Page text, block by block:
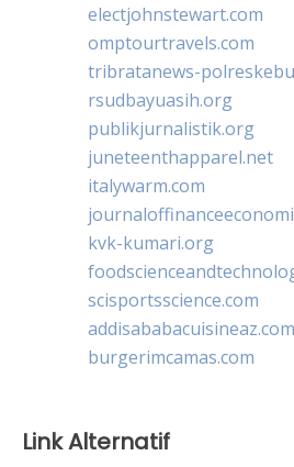
electjohnstewart.com
omptourtravels.com
tribratanews-
rsudbayuasih.org
publikjurnalistik.org
juneteenthapparel.net
italywarm.com
kvk-kumari.org
scisportsscience.com
addisababacuisineaz.com
burgerimcamas.com
Link Alternatif